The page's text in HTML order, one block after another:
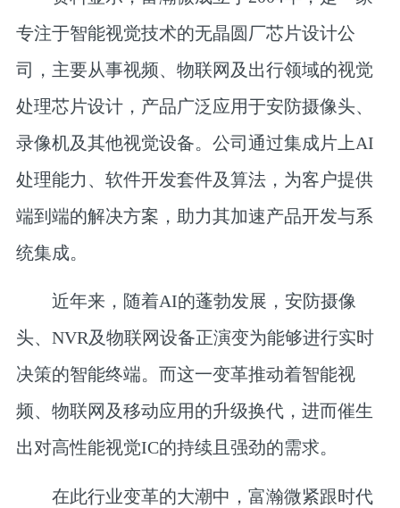
专注于智能视觉技术的无晶圆厂芯片设计公
司，主要从事视频、物联网及出行领域的视觉
处理芯片设计，产品广泛应用于安防摄像头、
录像机及其他视觉设备。公司通过集成片上AI
处理能力、软件开发套件及算法，为客户提供
端到端的解决方案，助力其加速产品开发与系
统集成。
近年来，随着AI的蓬勃发展，安防摄像
头、NVR及物联网设备正演变为能够进行实时
决策的智能终端。而这一变革推动着智能视
频、物联网及移动应用的升级换代，进而催生
出对高性能视觉IC的持续且强劲的需求。
在此行业变革的大潮中，富瀚微紧跟时代